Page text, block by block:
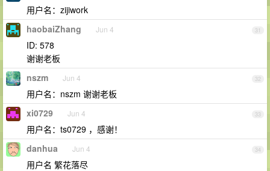
用户名：zijiwork
31
haobaiZhang Jun 4
ID: 578
谢谢老板
32
nszm Jun 4
用户名：nszm 谢谢老板
33
xi0729 Jun 4
用户名：ts0729 ，感谢！
34
danhua Jun 4
用户名 繁花落尽